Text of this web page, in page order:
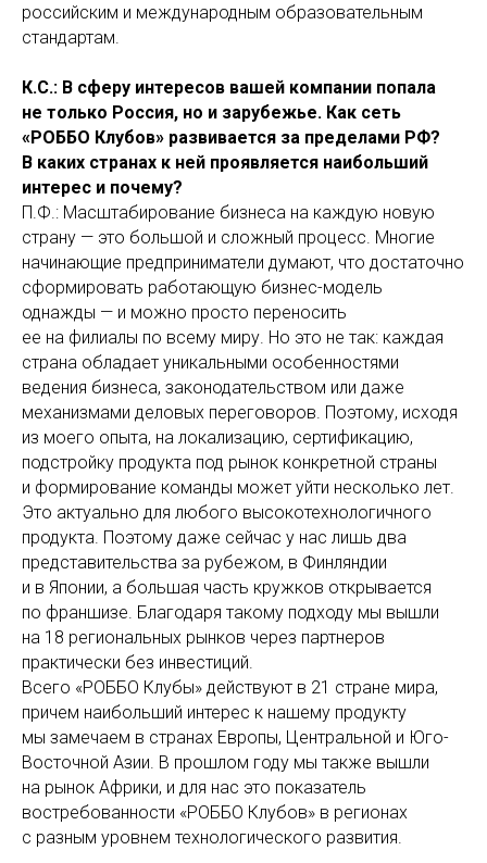
российским и международным образовательным
стандартам.
К.С.: В сферу интересов вашей компании попала
не только Россия, но и зарубежье. Как сеть
«РОББО Клубов» развивается за пределами РФ?
В каких странах к ней проявляется наибольший
интерес и почему?
П.Ф.: Масштабирование бизнеса на каждую новую
страну — это большой и сложный процесс. Многие
начинающие предприниматели думают, что достаточно
сформировать работающую бизнес-модель
однажды — и можно просто переносить
ее на филиалы по всему миру. Но это не так: каждая
страна обладает уникальными особенностями
ведения бизнеса, законодательством или даже
механизмами деловых переговоров. Поэтому, исходя
из моего опыта, на локализацию, сертификацию,
подстройку продукта под рынок конкретной страны
и формирование команды может уйти несколько лет.
Это актуально для любого высокотехнологичного
продукта. Поэтому даже сейчас у нас лишь два
представительства за рубежом, в Финляндии
и в Японии, а большая часть кружков открывается
по франшизе. Благодаря такому подходу мы вышли
на 18 региональных рынков через партнеров
практически без инвестиций.
Всего «РОББО Клубы» действуют в 21 стране мира,
причем наибольший интерес к нашему продукту
мы замечаем в странах Европы, Центральной и Юго-
Восточной Азии. В прошлом году мы также вышли
на рынок Африки, и для нас это показатель
востребованности «РОББО Клубов» в регионах
с разным уровнем технологического развития.